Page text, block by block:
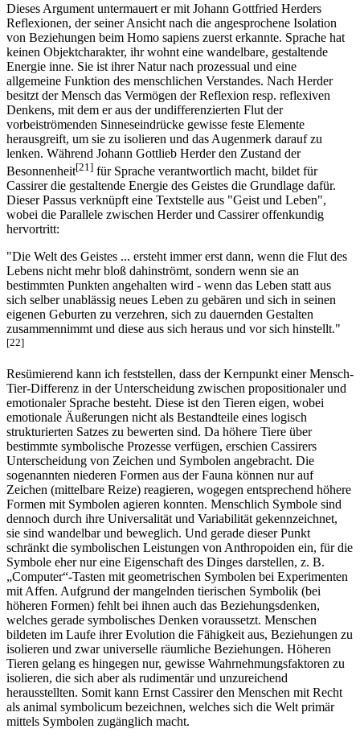
Dieses Argument untermauert er mit Johann Gottfried Herders
Reflexionen, der seiner Ansicht nach die angesprochene Isolation
von Beziehungen beim Homo sapiens zuerst erkannte. Sprache hat
keinen Objektcharakter, ihr wohnt eine wandelbare, gestaltende
Energie inne. Sie ist ihrer Natur nach prozessual und eine
allgemeine Funktion des menschlichen Verstandes. Nach Herder
besitzt der Mensch das Vermögen der Reflexion resp. reflexiven
Denkens, mit dem er aus der undifferenzierten Flut der
vorbeiströmenden Sinneseindrücke gewisse feste Elemente
herausgreift, um sie zu isolieren und das Augenmerk darauf zu
lenken. Während Johann Gottlieb Herder den Zustand der
Besonnenheit[21] für Sprache verantwortlich macht, bildet für
Cassirer die gestaltende Energie des Geistes die Grundlage dafür.
Dieser Passus verknüpft eine Textstelle aus "Geist und Leben",
wobei die Parallele zwischen Herder und Cassirer offenkundig
hervortritt:
"Die Welt des Geistes ... ersteht immer erst dann, wenn die Flut des
Lebens nicht mehr bloß dahinströmt, sondern wenn sie an
bestimmten Punkten angehalten wird - wenn das Leben statt aus
sich selber unablässig neues Leben zu gebären und sich in seinen
eigenen Geburten zu verzehren, sich zu dauernden Gestalten
zusammennimmt und diese aus sich heraus und vor sich hinstellt."
[22]
Resümierend kann ich feststellen, dass der Kernpunkt einer Mensch-
Tier-Differenz in der Unterscheidung zwischen propositionaler und
emotionaler Sprache besteht. Diese ist den Tieren eigen, wobei
emotionale Äußerungen nicht als Bestandteile eines logisch
strukturierten Satzes zu bewerten sind. Da höhere Tiere über
bestimmte symbolische Prozesse verfügen, erschien Cassirers
Unterscheidung von Zeichen und Symbolen angebracht. Die
sogenannten niederen Formen aus der Fauna können nur auf
Zeichen (mittelbare Reize) reagieren, wogegen entsprechend höhere
Formen mit Symbolen agieren konnten. Menschlich Symbole sind
dennoch durch ihre Universalität und Variabilität gekennzeichnet,
sie sind wandelbar und beweglich. Und gerade dieser Punkt
schränkt die symbolischen Leistungen von Anthropoiden ein, für die
Symbole eher nur eine Eigenschaft des Dinges darstellen, z. B.
„Computer“-Tasten mit geometrischen Symbolen bei Experimenten
mit Affen. Aufgrund der mangelnden tierischen Symbolik (bei
höheren Formen) fehlt bei ihnen auch das Beziehungsdenken,
welches gerade symbolisches Denken voraussetzt. Menschen
bildeten im Laufe ihrer Evolution die Fähigkeit aus, Beziehungen zu
isolieren und zwar universelle räumliche Beziehungen. Höheren
Tieren gelang es hingegen nur, gewisse Wahrnehmungsfaktoren zu
isolieren, die sich aber als rudimentär und unzureichend
herausstellten. Somit kann Ernst Cassirer den Menschen mit Recht
als animal symbolicum bezeichnen, welches sich die Welt primär
mittels Symbolen zugänglich macht.